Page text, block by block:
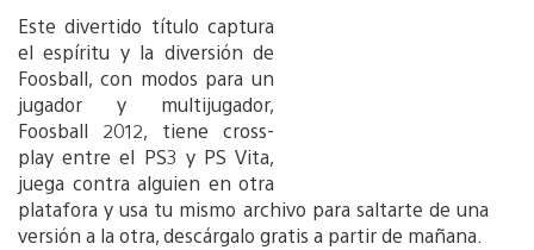
Este divertido título captura
el espíritu y la diversión de
Foosball, con modos para un
jugador y multijugador,
Foosball 2012, tiene cross-
play entre el PS3 y PS Vita,
juega contra alguien en otra
platafora y usa tu mismo archivo para saltarte de una
versión a la otra, descárgalo gratis a partir de mañana.